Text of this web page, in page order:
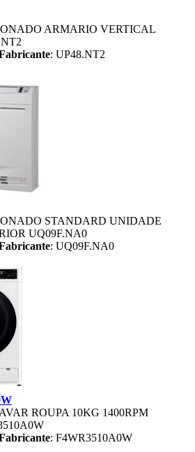
ARMARIO VERTICAL
: UP48.NT2
STANDARD UNIDADE
UQ09F.NA0
: UQ09F.NA0
ROUPA 10KG 1400RPM
: F4WR3510A0W